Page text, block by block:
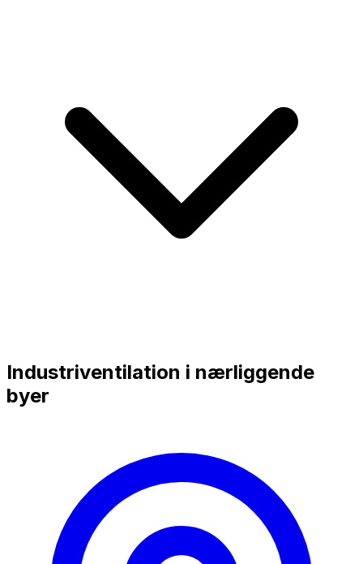
Industriventilation i nærliggende
byer